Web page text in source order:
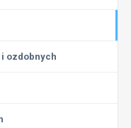
ozdobnych